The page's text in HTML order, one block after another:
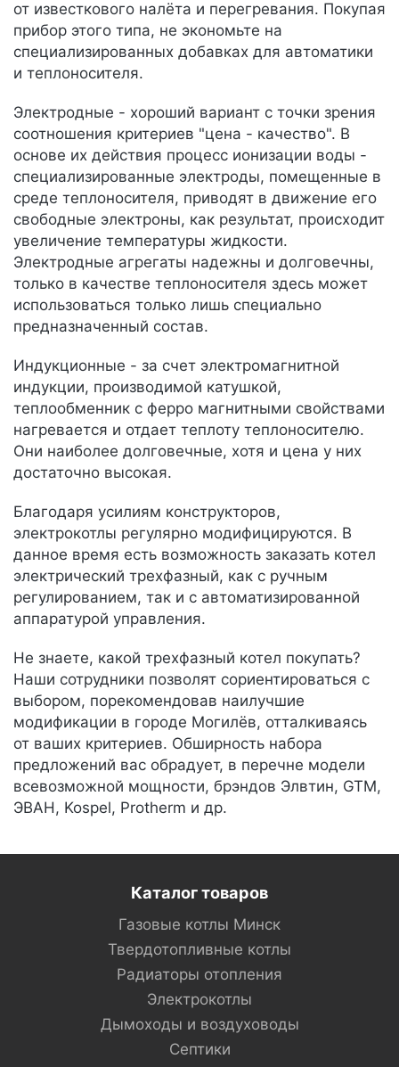
от известкового налёта и перегревания. Покупая
прибор этого типа, не экономьте на
специализированных добавках для автоматики
и теплоносителя.
Электродные - хороший вариант с точки зрения
соотношения критериев "цена - качество". В
основе их действия процесс ионизации воды -
специализированные электроды, помещенные в
среде теплоносителя, приводят в движение его
свободные электроны, как результат, происходит
увеличение температуры жидкости.
Электродные агрегаты надежны и долговечны,
только в качестве теплоносителя здесь может
использоваться только лишь специально
предназначенный состав.
Индукционные - за счет электромагнитной
индукции, производимой катушкой,
теплообменник с ферро магнитными свойствами
нагревается и отдает теплоту теплоносителю.
Они наиболее долговечные, хотя и цена у них
достаточно высокая.
Благодаря усилиям конструкторов,
электрокотлы регулярно модифицируются. В
данное время есть возможность заказать котел
электрический трехфазный, как с ручным
регулированием, так и с автоматизированной
аппаратурой управления.
Не знаете, какой трехфазный котел покупать?
Наши сотрудники позволят сориентироваться с
выбором, порекомендовав наилучшие
модификации в городе Могилёв, отталкиваясь
от ваших критериев. Обширность набора
предложений вас обрадует, в перечне модели
всевозможной мощности, брэндов Элвтин, GTM,
ЭВАН, Kospel, Protherm и др.
Каталог товаров
Газовые котлы Минск
Твердотопливные котлы
Радиаторы отопления
Электрокотлы
Дымоходы и воздуховоды
Септики